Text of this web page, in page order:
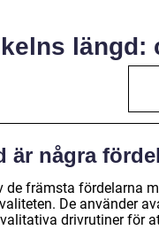
längd:
är några
de främsta fördelarna
De använder
drivrutiner för